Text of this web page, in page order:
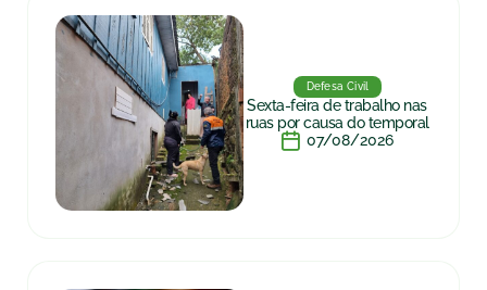
Defesa Civil
Sexta-feira de trabalho nas
ruas por causa do temporal
07/08/2026